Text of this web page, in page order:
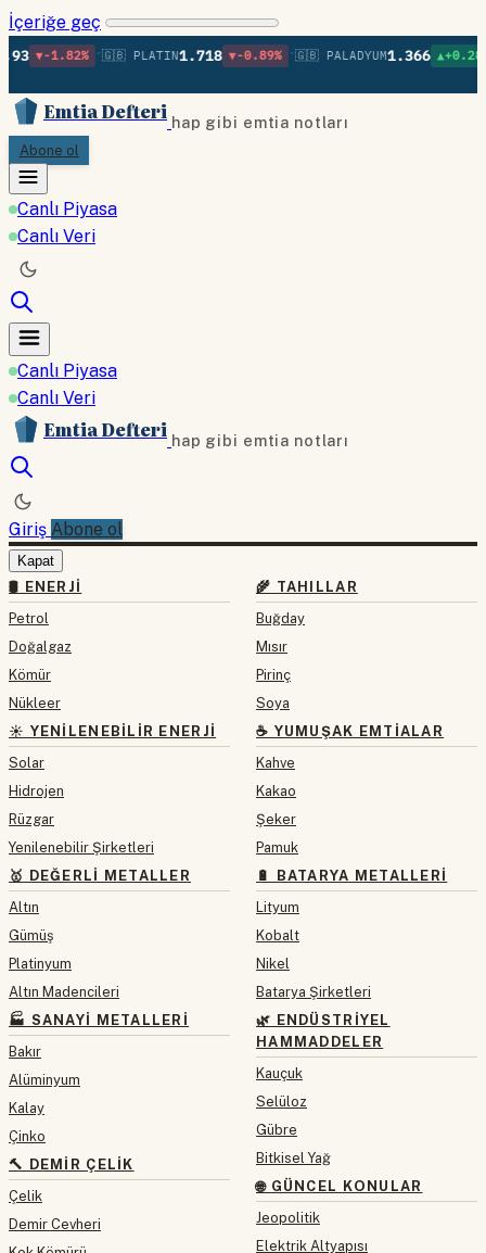
İçeriğe geç
▼-1.82% •🇬🇧 PLATIN1.718 ▼-0.89% •🇬🇧 PALADYUM1.366 ▲+0.28%
Emtia Defteri hap gibi emtia notları
Abone ol
Canlı Piyasa
Canlı Veri
Canlı Piyasa
Canlı Veri
Emtia Defteri hap gibi emtia notları
Giriş Abone ol
Kapat
🛢 ENERJI
Petrol
Doğalgaz
Kömür
Nükleer
☀️ YENILENEBILIR ENERJI
Solar
Hidrojen
Rüzgar
Yenilenebilir Şirketleri
🥇 DEĞERLI METALLER
Altın
Gümüş
Platinyum
Altın Madencileri
🏭 SANAYI METALLERI
Bakır
Alüminyum
Kalay
Çinko
🔨 DEMIR ÇELIK
Çelik
Demir Cevheri
🌾 TAHILLAR
Buğday
Mısır
Pirinç
Soya
☕ YUMUŞAK EMTIALAR
Kahve
Kakao
Şeker
Pamuk
🔋 BATARYA METALLERI
Lityum
Kobalt
Nikel
Batarya Şirketleri
🌿 ENDÜSTRIYEL
HAMMADDELER
Kauçuk
Selüloz
Gübre
Bitkisel Yağ
🌐 GÜNCEL KONULAR
Jeopolitik
Elektrik Altyapısı